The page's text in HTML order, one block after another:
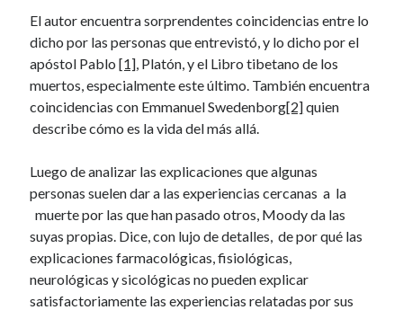
El autor encuentra sorprendentes coincidencias entre lo
dicho por las personas que entrevistó, y lo dicho por el
apóstol Pablo[1], Platón, y el Libro tibetano de los
muertos, especialmente este último. También encuentra
coincidencias con Emmanuel Swedenborg[2]quien
describe cómo es la vida del más allá.
Luego de analizar las explicaciones que algunas
personas suelen dar a las experiencias cercanas a la
muerte por las que han pasado otros, Moody da las
suyas propias. Dice, con lujo de detalles, de por qué las
explicaciones farmacológicas, fisiológicas,
neurológicas y sicológicas no pueden explicar
satisfactoriamente las experiencias relatadas por sus